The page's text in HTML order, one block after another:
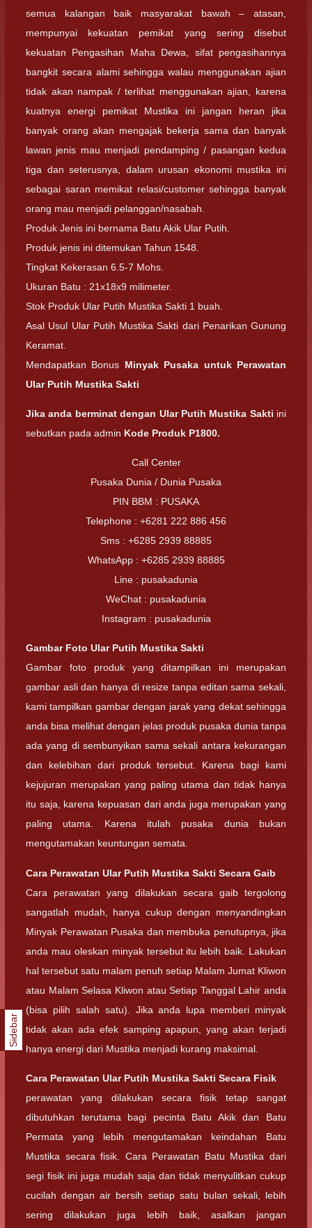
semua kalangan baik masyarakat bawah – atasan,
mempunyai kekuatan pemikat yang sering disebut
kekuatan Pengasihan Maha Dewa, sifat pengasihannya
bangkit secara alami sehingga walau menggunakan ajian
tidak akan nampak / terlihat menggunakan ajian, karena
kuatnya energi pemikat Mustika ini jangan heran jika
banyak orang akan mengajak bekerja sama dan banyak
lawan jenis mau menjadi pendamping / pasangan kedua
tiga dan seterusnya, dalam urusan ekonomi mustika ini
sebagai saran memikat relasi/customer sehingga banyak
orang mau menjadi pelanggan/nasabah.
Produk Jenis ini bernama Batu Akik Ular Putih.
Produk jenis ini ditemukan Tahun 1548.
Tingkat Kekerasan 6.5-7 Mohs.
Ukuran Batu : 21x18x9 milimeter.
Stok Produk Ular Putih Mustika Sakti 1 buah.
Asal Usul Ular Putih Mustika Sakti dari Penarikan Gunung
Keramat.
Mendapatkan Bonus Minyak Pusaka untuk Perawatan
Ular Putih Mustika Sakti
Jika anda berminat dengan Ular Putih Mustika Sakti ini
sebutkan pada admin Kode Produk P1800.
Call Center
Pusaka Dunia / Dunia Pusaka
PIN BBM : PUSAKA
Telephone : +6281 222 886 456
Sms : +6285 2939 88885
WhatsApp : +6285 2939 88885
Line : pusakadunia
WeChat : pusakadunia
Instagram : pusakadunia
Gambar Foto Ular Putih Mustika Sakti
Gambar foto produk yang ditampilkan ini merupakan
gambar asli dan hanya di resize tanpa editan sama sekali,
kami tampilkan gambar dengan jarak yang dekat sehingga
anda bisa melihat dengan jelas produk pusaka dunia tanpa
ada yang di sembunyikan sama sekali antara kekurangan
dan kelebihan dari produk tersebut. Karena bagi kami
kejujuran merupakan yang paling utama dan tidak hanya
itu saja, karena kepuasan dari anda juga merupakan yang
paling utama. Karena itulah pusaka dunia bukan
mengutamakan keuntungan semata.
Cara Perawatan Ular Putih Mustika Sakti Secara Gaib
Cara perawatan yang dilakukan secara gaib tergolong
sangatlah mudah, hanya cukup dengan menyandingkan
Minyak Perawatan Pusaka dan membuka penutupnya, jika
anda mau oleskan minyak tersebut itu lebih baik. Lakukan
hal tersebut satu malam penuh setiap Malam Jumat Kliwon
atau Malam Selasa Kliwon atau Setiap Tanggal Lahir anda
(bisa pilih salah satu). Jika anda lupa memberi minyak
tidak akan ada efek samping apapun, yang akan terjadi
hanya energi dari Mustika menjadi kurang maksimal.
Cara Perawatan Ular Putih Mustika Sakti Secara Fisik
perawatan yang dilakukan secara fisik tetap sangat
dibutuhkan terutama bagi pecinta Batu Akik dan Batu
Permata yang lebih mengutamakan keindahan Batu
Mustika secara fisik. Cara Perawatan Batu Mustika dari
segi fisik ini juga mudah saja dan tidak menyulitkan cukup
cucilah dengan air bersih setiap satu bulan sekali, lebih
sering dilakukan juga lebih baik, asalkan jangan
Sidebar